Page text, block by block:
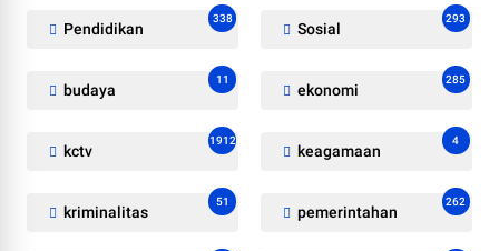
Pendidikan
338
Sosial
293
budaya
11
ekonomi
285
kctv
1912
keagamaan
4
kriminalitas
51
pemerintahan
262